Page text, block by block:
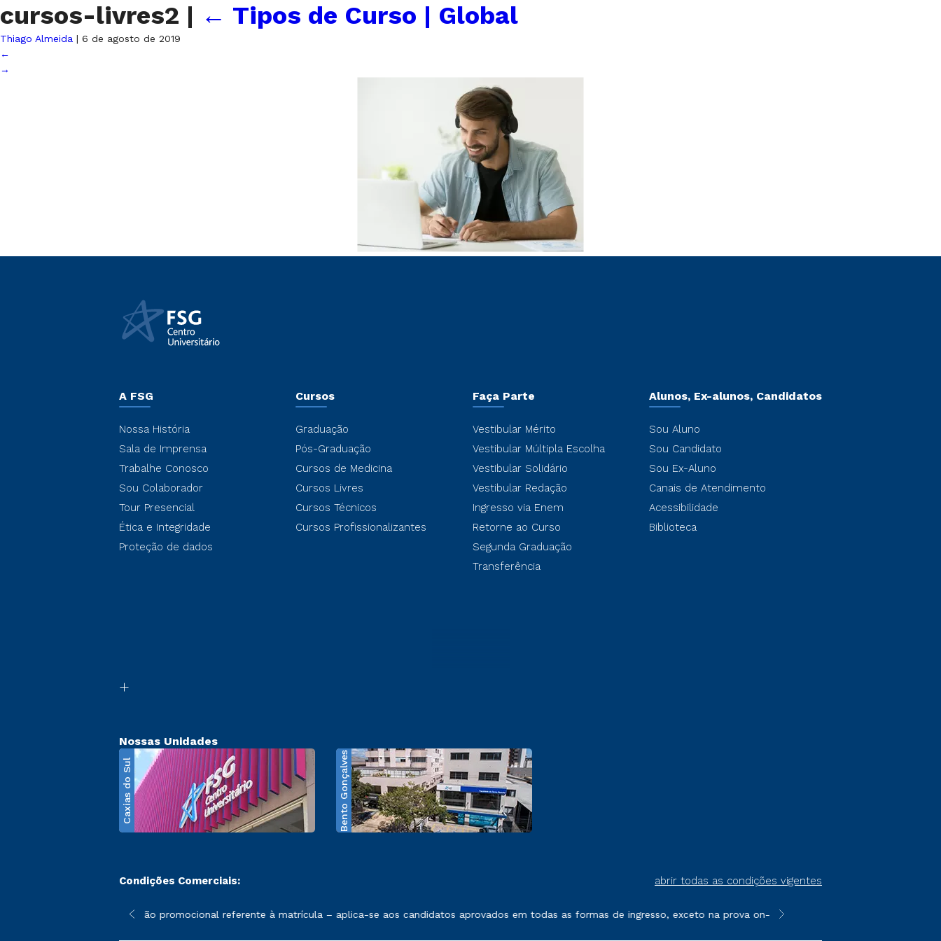
cursos-livres2 | ← Tipos de Curso | Global
Thiago Almeida | 6 de agosto de 2019
←
→
A FSG
Nossa História
Sala de Imprensa
Trabalhe Conosco
Sou Colaborador
Tour Presencial
Ética e Integridade
Proteção de dados
Cursos
Graduação
Pós-Graduação
Cursos de Medicina
Cursos Livres
Cursos Técnicos
Cursos Profissionalizantes
Faça Parte
Vestibular Mérito
Vestibular Múltipla Escolha
Vestibular Solidário
Vestibular Redação
Ingresso via Enem
Retorne ao Curso
Segunda Graduação
Transferência
Alunos, Ex-alunos, Candidatos
Sou Aluno
Sou Candidato
Sou Ex-Aluno
Canais de Atendimento
Acessibilidade
Biblioteca
Nossas Unidades
Caxias do Sul Bento Gonçalves
Condições Comerciais: abrir todas as condições vigentes
sofrer alterações nos períodos de rematrícula conforme exposto no contrato de prestação de serviços.
*A condição promocional referente à matrícula – aplica-se aos candidatos aprovados em todas as formas de ingresso, exceto na prova on-line ou agendada, que ofertam
**Semipresencial é um formato do